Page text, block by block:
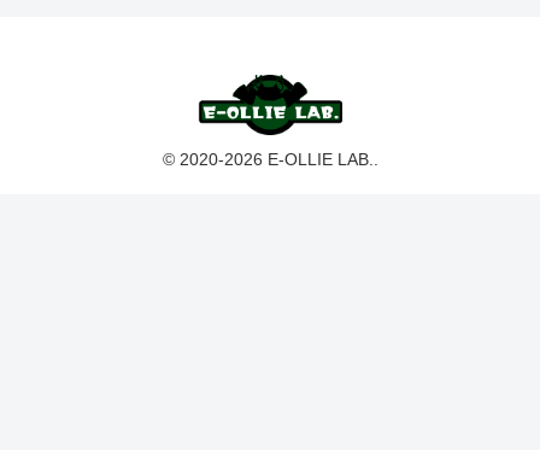
© 2020-2026 E-OLLIE LAB..